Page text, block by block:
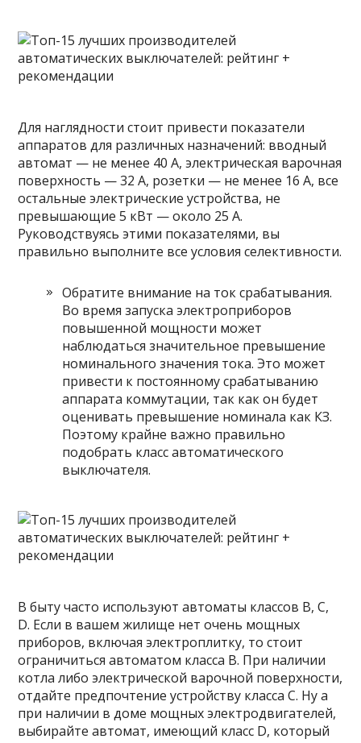
Для наглядности стоит привести показатели
аппаратов для различных назначений: вводный
автомат — не менее 40 А, электрическая варочная
поверхность — 32 А, розетки — не менее 16 А, все
остальные электрические устройства, не
превышающие 5 кВт — около 25 А.
Руководствуясь этими показателями, вы
правильно выполните все условия селективности.
Обратите внимание на ток срабатывания.
Во время запуска электроприборов
повышенной мощности может
наблюдаться значительное превышение
номинального значения тока. Это может
привести к постоянному срабатыванию
аппарата коммутации, так как он будет
оценивать превышение номинала как КЗ.
Поэтому крайне важно правильно
подобрать класс автоматического
выключателя.
В быту часто используют автоматы классов B, C,
D. Если в вашем жилище нет очень мощных
приборов, включая электроплитку, то стоит
ограничиться автоматом класса B. При наличии
котла либо электрической варочной поверхности,
отдайте предпочтение устройству класса C. Ну а
при наличии в доме мощных электродвигателей,
выбирайте автомат, имеющий класс D, который